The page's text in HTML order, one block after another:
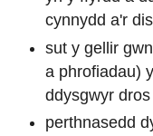
cynnydd a'r
sut y gellir
a phrofiadau)
ddysgwyr
perthnasedd